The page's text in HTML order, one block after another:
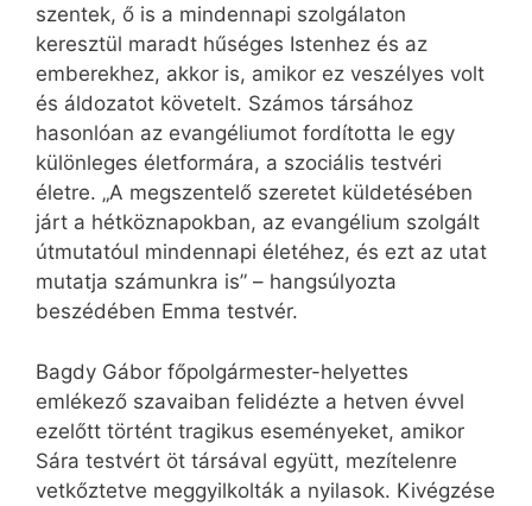
szentek, ő is a mindennapi szolgálaton
keresztül maradt hűséges Istenhez és az
emberekhez, akkor is, amikor ez veszélyes volt
és áldozatot követelt. Számos társához
hasonlóan az evangéliumot fordította le egy
különleges életformára, a szociális testvéri
életre. „A megszentelő szeretet küldetésében
járt a hétköznapokban, az evangélium szolgált
útmutatóul mindennapi életéhez, és ezt az utat
mutatja számunkra is” – hangsúlyozta
beszédében Emma testvér.
Bagdy Gábor főpolgármester-helyettes
emlékező szavaiban felidézte a hetven évvel
ezelőtt történt tragikus eseményeket, amikor
Sára testvért öt társával együtt, mezítelenre
vetkőztetve meggyilkolták a nyilasok. Kivégzése